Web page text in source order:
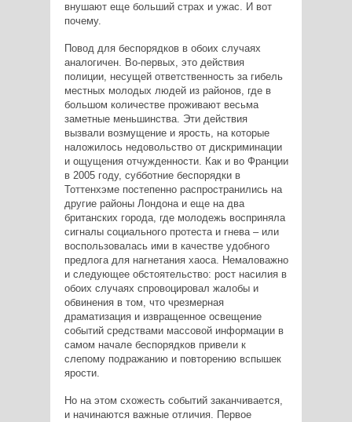
внушают еще больший страх и ужас. И вот
почему.
Повод для беспорядков в обоих случаях
аналогичен. Во-первых, это действия
полиции, несущей ответственность за гибель
местных молодых людей из районов, где в
большом количестве проживают весьма
заметные меньшинства. Эти действия
вызвали возмущение и ярость, на которые
наложилось недовольство от дискриминации
и ощущения отчужденности. Как и во Франции
в 2005 году, субботние беспорядки в
Тоттенхэме постепенно распространились на
другие районы Лондона и еще на два
британских города, где молодежь восприняла
сигналы социального протеста и гнева – или
воспользовалась ими в качестве удобного
предлога для нагнетания хаоса. Немаловажно
и следующее обстоятельство: рост насилия в
обоих случаях спровоцировал жалобы и
обвинения в том, что чрезмерная
драматизация и извращенное освещение
событий средствами массовой информации в
самом начале беспорядков привели к
слепому подражанию и повторению вспышек
ярости.
Но на этом схожесть событий заканчивается,
и начинаются важные отличия. Первое